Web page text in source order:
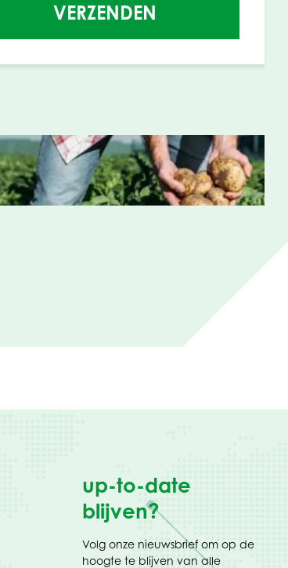
VERZENDEN
up-to-date
blijven?
Volg onze nieuwsbrief om op de
hoogte te blijven van alle